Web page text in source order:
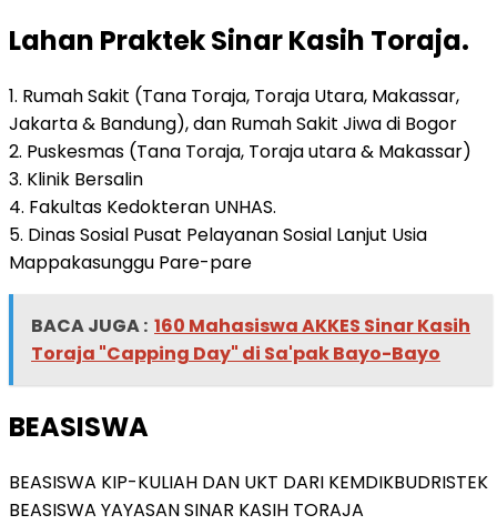
Lahan Praktek Sinar Kasih Toraja.
1. Rumah Sakit (Tana Toraja, Toraja Utara, Makassar,
Jakarta & Bandung), dan Rumah Sakit Jiwa di Bogor
2. Puskesmas (Tana Toraja, Toraja utara & Makassar)
3. Klinik Bersalin
4. Fakultas Kedokteran UNHAS.
5. Dinas Sosial Pusat Pelayanan Sosial Lanjut Usia
Mappakasunggu Pare-pare
BACA JUGA : 160 Mahasiswa AKKES Sinar Kasih
Toraja "Capping Day" di Sa'pak Bayo-Bayo
BEASISWA
BEASISWA KIP-KULIAH DAN UKT DARI KEMDIKBUDRISTEK
BEASISWA YAYASAN SINAR KASIH TORAJA